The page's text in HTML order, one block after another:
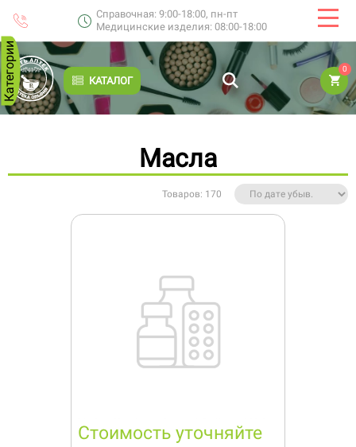
Справочная: 9:00-18:00, пн-пт
Медицинские изделия: 08:00-18:00
КАТАЛОГ
0
Категории
Масла
Товаров: 170
Стоимость уточняйте